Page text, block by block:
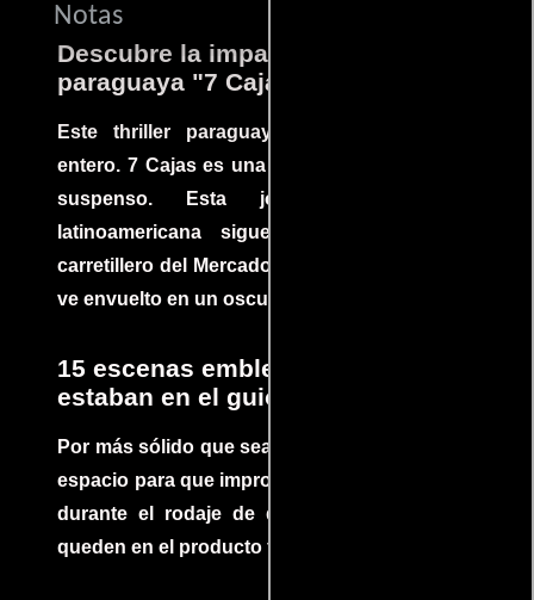
Notas
Descubre la impactante película
paraguaya "7 Cajas"
Este thriller paraguayo cautivó al mundo
entero. 7 Cajas es una explosión de acción y
suspenso. Esta joya cinematográfica
latinoamericana sigue la historia de un
carretillero del Mercado 4 de Asunción que se
ve envuelto en un oscuro mundo de crimen
15 escenas emblemáticas que no
estaban en el guion
Por más sólido que sea un guión siempre hay
espacio para que improvisaciones que se dan
durante el rodaje de determinadas escenas
queden en el producto final.